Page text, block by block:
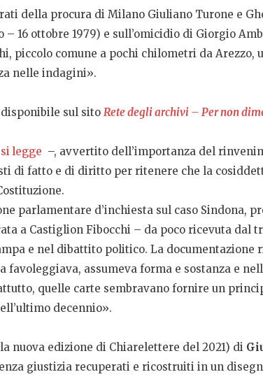
della procura di Milano Giuliano Turone e
– 16 ottobre 1979) e sull’omicidio di Giorgio
piccolo comune a pochi chilometri da
nelle indagini».
sul sito Rete degli archivi – Per non
si legge –, avvertito dell’importanza del
di fatto e di diritto per ritenere che la
parlamentare d’inchiesta sul caso Sindona,
a Castiglion Fibocchi – da poco ricevuta dal
e nel dibattito politico. La
favoleggiava, assumeva forma e sostanza e
quelle carte sembravano fornire un
decennio».
nuova edizione di Chiarelettere del 2021) di
giustizia recuperati e ricostruiti in un